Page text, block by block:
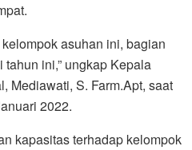
asuhan ini, bagian
ini,” ungkap Kepala
Mediawati, S. Farm.Apt, saat
2022.
kapasitas terhadap kelompok